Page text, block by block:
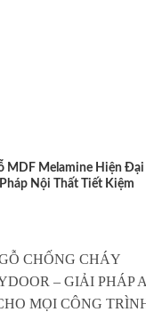
MDF Melamine Hiện Đại
Pháp Nội Thất Tiết Kiệm